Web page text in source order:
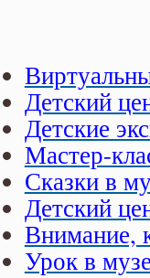
Детский
Детские
Мастер-
Сказки в
Детский
Внимание,
Урок в